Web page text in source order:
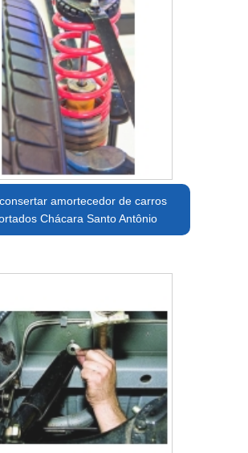
amortecedor de carros
Chácara Santo Antônio